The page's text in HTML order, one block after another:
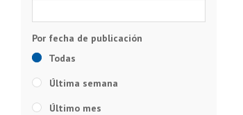
Todas
Última semana
Último mes